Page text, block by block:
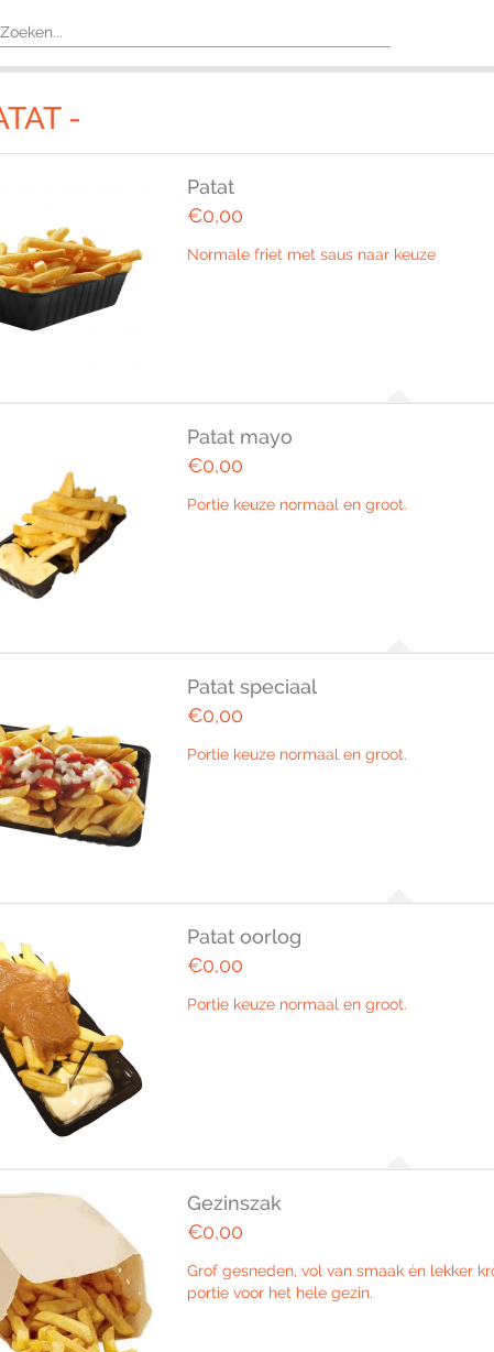
-
Patat
€0,00
Normale friet met saus naar keuze
Patat mayo
€0,00
Portie keuze normaal en groot.
Patat speciaal
€0,00
Portie keuze normaal en groot.
Patat oorlog
€0,00
Portie keuze normaal en groot.
Gezinszak
€0,00
Grof gesneden, vol van smaak én lekker
portie voor het hele gezin.